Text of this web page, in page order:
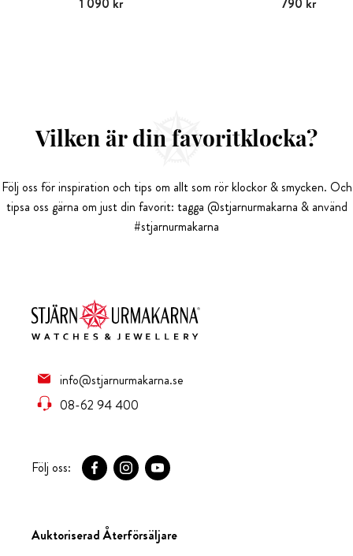
Pris :1 090 kr
1 090 kr Pris:790 kr
790 kr
Vilken är din favoritklocka?
Följ oss för inspiration och tips om allt som rör klockor & smycken. Och
tipsa oss gärna om just din favorit: tagga @stjarnurmakarna & använd
#stjarnurmakarna
info@stjarnurmakarna.se
08-62 94 400
Följ oss:
Auktoriserad Återförsäljare